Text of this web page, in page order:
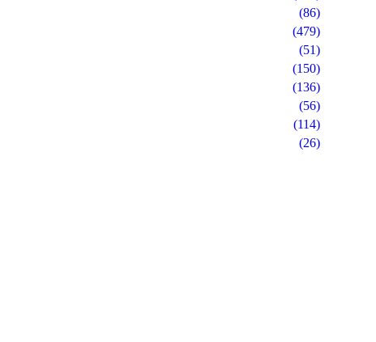
(86)
(479)
(51)
(150)
(136)
(56)
(114)
(26)